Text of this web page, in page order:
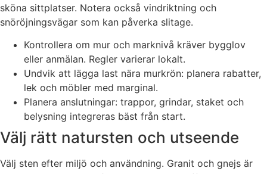
sköna sittplatser. Notera också vindriktning och
snöröjningsvägar som kan påverka slitage.
Kontrollera om mur och marknivå kräver bygglov
eller anmälan. Regler varierar lokalt.
Undvik att lägga last nära murkrön: planera rabatter,
lek och möbler med marginal.
Planera anslutningar: trappor, grindar, staket och
belysning integreras bäst från start.
Välj rätt natursten och utseende
Välj sten efter miljö och användning. Granit och gnejs är